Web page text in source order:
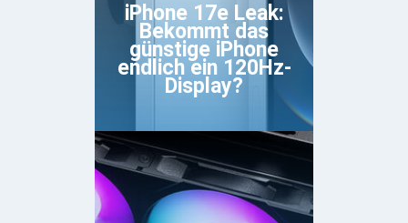
iPhone 17e Leak:
Bekommt das
günstige iPhone
endlich ein 120Hz-
Display?